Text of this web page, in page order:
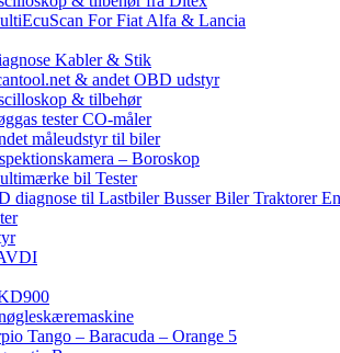
For Fiat Alfa & Lancia
Kabler & Stik
& andet OBD udstyr
& tilbehør
tester CO-måler
måleudstyr til biler
– Boroskop
bil Tester
diagnose til Lastbiler Busser Biler Traktorer
Tango – Baracuda – Orange 5